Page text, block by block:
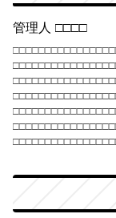
管理人□□□□
□□□□□□□□□□□□□□□
□□□□□□□□□□□□□□□
□□□□□□□□□□□□□□□
□□□□□□□□□□□□□□□